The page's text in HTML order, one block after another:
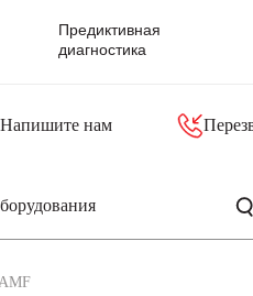
Предиктивная
диагностика
Напишите нам